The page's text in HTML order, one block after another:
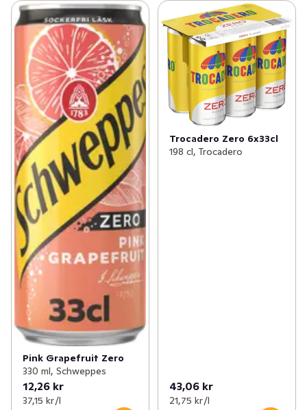
Pink Grapefruit Zero
330 ml, Schweppes
12,26 kr
37,15 kr /l
Trocadero Zero 6x33cl
198 cl, Trocadero
43,06 kr
21,75 kr /l